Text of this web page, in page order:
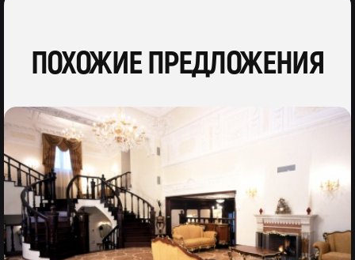
ПОХОЖИЕ ПРЕДЛОЖЕНИЯ